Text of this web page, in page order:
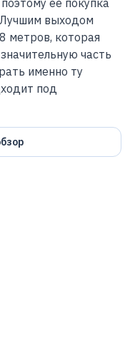
ее покупка
Лучшим выходом
метров, которая
часть
именно ту
под